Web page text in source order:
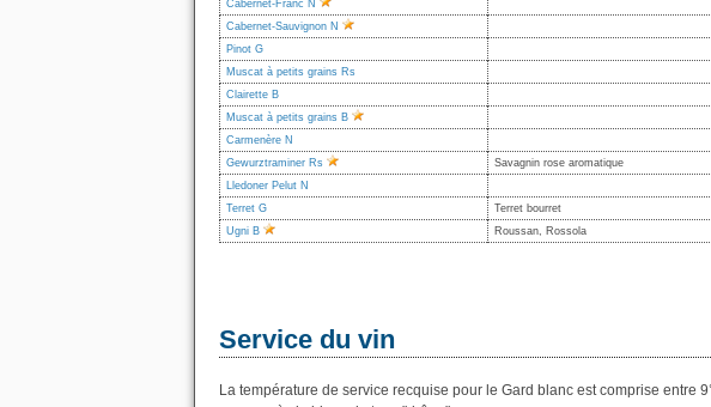
Cabernet-Franc N
Cabernet-Sauvignon N
Pinot G
Muscat à petits grains Rs
Clairette B
Muscat à petits grains B
Carmenère N
Gewurztraminer Rs
Savagnin rose aromatique
Lledoner Pelut N
Terret G
Terret bourret
Ugni B
Roussan, Rossola
Service du vin
La température de service recquise pour le Gard blanc est comprise entre